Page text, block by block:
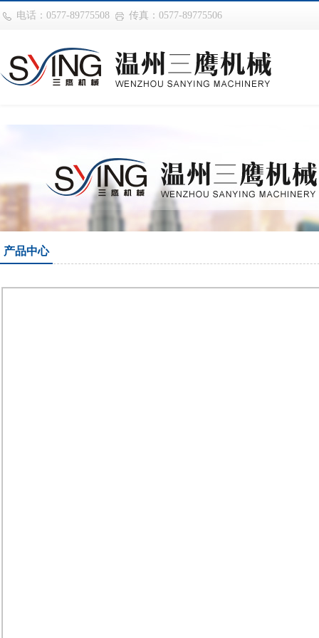
世界杯购买网站(中国)官方登录入口
电话：0577-89775508 传真：0577-89775506
产品中心